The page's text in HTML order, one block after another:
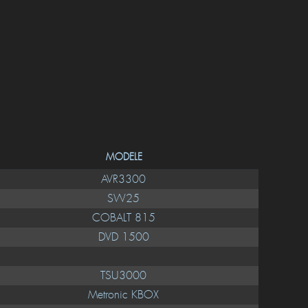
MODELE
AVR3300
SW25
COBALT 815
DVD 1500
TSU3000
Metronic KBOX